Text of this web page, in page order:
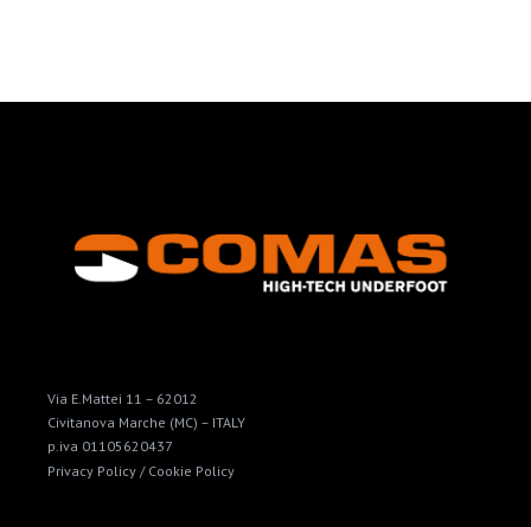
Via E.Mattei 11 – 62012
Civitanova Marche (MC) – ITALY
p.iva 01105620437
Privacy Policy / Cookie Policy